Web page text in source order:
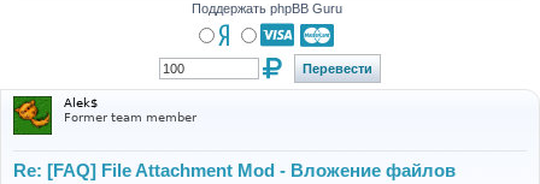
Поддержать phpBB Guru
Alek$
Former team member
Re: [FAQ] File Attachment Mod - Вложение файлов